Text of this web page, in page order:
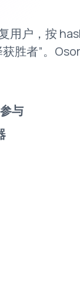
用户，按
胜者”。
与